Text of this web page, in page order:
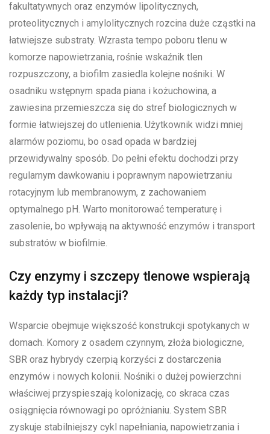
fakultatywnych oraz enzymów lipolitycznych,
proteolitycznych i amylolitycznych rozcina duże cząstki na
łatwiejsze substraty. Wzrasta tempo poboru tlenu w
komorze napowietrzania, rośnie wskaźnik tlen
rozpuszczony, a biofilm zasiedla kolejne nośniki. W
osadniku wstępnym spada piana i kożuchowina, a
zawiesina przemieszcza się do stref biologicznych w
formie łatwiejszej do utlenienia. Użytkownik widzi mniej
alarmów poziomu, bo osad opada w bardziej
przewidywalny sposób. Do pełni efektu dochodzi przy
regularnym dawkowaniu i poprawnym napowietrzaniu
rotacyjnym lub membranowym, z zachowaniem
optymalnego pH. Warto monitorować temperaturę i
zasolenie, bo wpływają na aktywność enzymów i transport
substratów w biofilmie.
Czy enzymy i szczepy tlenowe wspierają
każdy typ instalacji?
Wsparcie obejmuje większość konstrukcji spotykanych w
domach. Komory z osadem czynnym, złoża biologiczne,
SBR oraz hybrydy czerpią korzyści z dostarczenia
enzymów i nowych kolonii. Nośniki o dużej powierzchni
właściwej przyspieszają kolonizację, co skraca czas
osiągnięcia równowagi po opróżnianiu. System SBR
zyskuje stabilniejszy cykl napełniania, napowietrzania i